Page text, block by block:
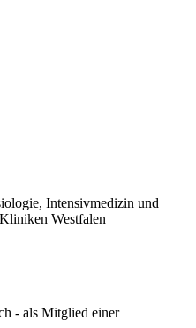
Intensivmedizin und
Westfalen
- als Mitglied einer